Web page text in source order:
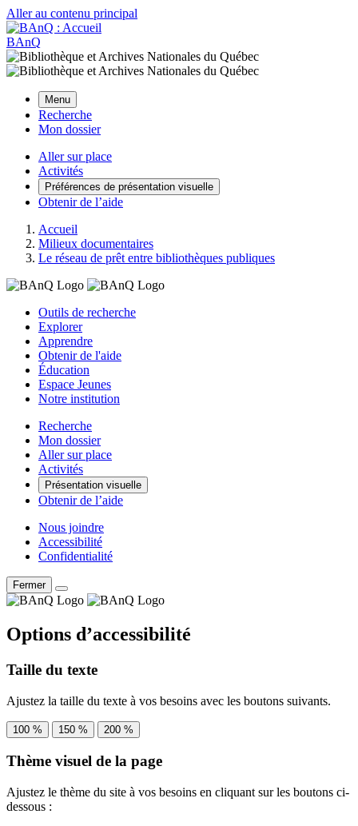
Aller au contenu principal
BAnQ
Menu
Recherche
Mon dossier
Aller sur place
Activités
Préférences de présentation visuelle
Obtenir de l’aide
Accueil
Milieux documentaires
Le réseau de prêt entre bibliothèques publiques
Outils de recherche
Explorer
Apprendre
Obtenir de l'aide
Éducation
Espace Jeunes
Notre institution
Recherche
Mon dossier
Aller sur place
Activités
Présentation visuelle
Obtenir de l’aide
Nous joindre
Accessibilité
Confidentialité
Fermer
Options d’accessibilité
Taille du texte
Ajustez la taille du texte à vos besoins avec les boutons suivants.
100 % 150 % 200 %
Thème visuel de la page
Ajustez le thème du site à vos besoins en cliquant sur les boutons ci-
dessous :